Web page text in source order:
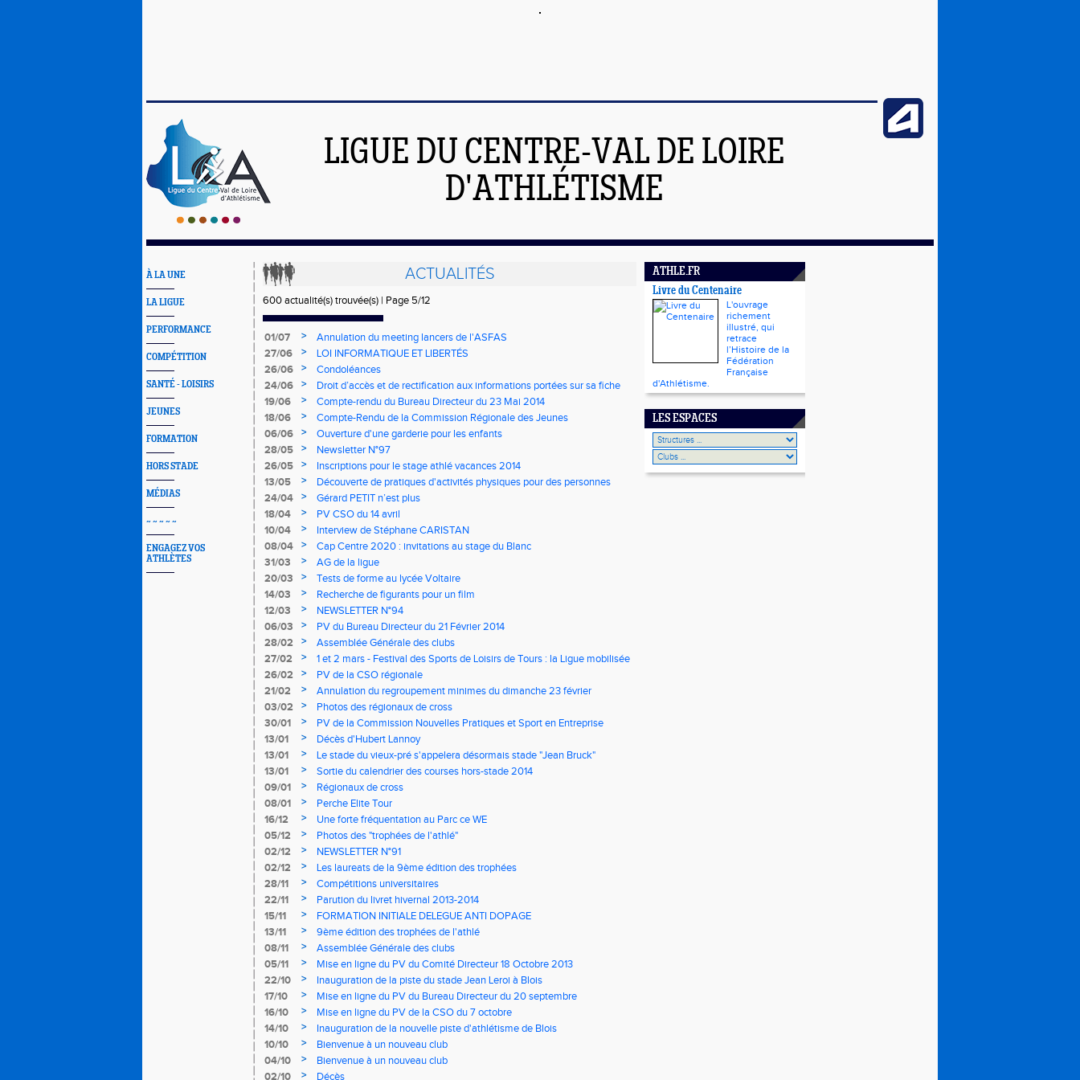
LIGUE DU CENTRE-VAL DE LOIRE
D'ATHLÉTISME
À LA UNE
LA LIGUE
PERFORMANCE
COMPÉTITION
SANTÉ - LOISIRS
JEUNES
FORMATION
HORS STADE
MÉDIAS
~ ~ ~ ~ ~
ENGAGEZ VOS
ATHLÈTES
ACTUALITÉS
600 actualité(s) trouvée(s) | Page 5/12
01/07 >
Annulation du meeting lancers de l'ASFAS
27/06
>
LOI INFORMATIQUE ET LIBERTÉS
26/06
>
Condoléances
24/06
>
Droit d’accès et de rectification aux informations portées sur sa fiche
individuelle
19/06 >
Compte-rendu du Bureau Directeur du 23 Mai 2014
18/06
>
Compte-Rendu de la Commission Régionale des Jeunes
06/06
>
Ouverture d'une garderie pour les enfants
28/05
>
Newsletter N°97
26/05
>
Inscriptions pour le stage athlé vacances 2014
13/05
>
Découverte de pratiques d'activités physiques pour des personnes
atteintes de maladie métabolique.
24/04 >
Gérard PETIT n’est plus
18/04
>
PV CSO du 14 avril
10/04
>
Interview de Stéphane CARISTAN
08/04
>
Cap Centre 2020 : invitations au stage du Blanc
31/03
>
AG de la ligue
20/03
>
Tests de forme au lycée Voltaire
14/03
>
Recherche de figurants pour un film
12/03
>
NEWSLETTER N°94
06/03
>
PV du Bureau Directeur du 21 Février 2014
28/02
>
Assemblée Générale des clubs
27/02
>
1 et 2 mars - Festival des Sports de Loisirs de Tours : la Ligue mobilisée
26/02
>
PV de la CSO régionale
21/02
>
Annulation du regroupement minimes du dimanche 23 février
03/02
>
Photos des régionaux de cross
30/01
>
PV de la Commission Nouvelles Pratiques et Sport en Entreprise
13/01
>
Décès d'Hubert Lannoy
13/01
>
Le stade du vieux-pré s'appelera désormais stade "Jean Bruck"
13/01
>
Sortie du calendrier des courses hors-stade 2014
09/01
>
Régionaux de cross
08/01
>
Perche Elite Tour
16/12
>
Une forte fréquentation au Parc ce WE
05/12
>
Photos des "trophées de l'athlé"
02/12
>
NEWSLETTER N°91
02/12
>
Les laureats de la 9ème édition des trophées
28/11
>
Compétitions universitaires
22/11
>
Parution du livret hivernal 2013-2014
15/11
>
FORMATION INITIALE DELEGUE ANTI DOPAGE
13/11
>
9ème édition des trophées de l'athlé
08/11
>
Assemblée Générale des clubs
05/11
>
Mise en ligne du PV du Comité Directeur 18 Octobre 2013
22/10
>
Inauguration de la piste du stade Jean Leroi à Blois
17/10
>
Mise en ligne du PV du Bureau Directeur du 20 septembre
16/10
>
Mise en ligne du PV de la CSO du 7 octobre
14/10
>
Inauguration de la nouvelle piste d'athlétisme de Blois
10/10
>
Bienvenue à un nouveau club
04/10
>
Bienvenue à un nouveau club
02/10
> Décès
ATHLE.FR
Livre du Centenaire
L'ouvrage
richement
illustré, qui
retrace
l’Histoire de la
Fédération
Française
d'Athlétisme.
LES ESPACES